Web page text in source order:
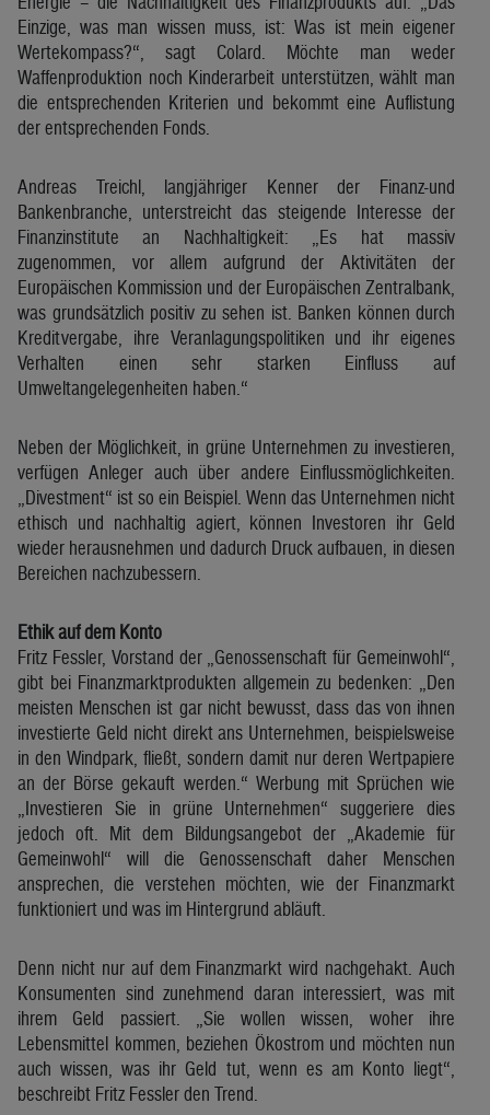
Einzige, was man wissen muss, ist: Was ist mein eigener
Wertekompass?“, sagt Colard. Möchte man weder
Waffenproduktion noch Kinderarbeit unterstützen, wählt man
die entsprechenden Kriterien und bekommt eine Auflistung
der entsprechenden Fonds.
Andreas Treichl, langjähriger Kenner der Finanz-und
Bankenbranche, unterstreicht das steigende Interesse der
Finanzinstitute an Nachhaltigkeit: „Es hat massiv
zugenommen, vor allem aufgrund der Aktivitäten der
Europäischen Kommission und der Europäischen Zentralbank,
was grundsätzlich positiv zu sehen ist. Banken können durch
Kreditvergabe, ihre Veranlagungspolitiken und ihr eigenes
Verhalten einen sehr starken Einfluss auf
Umweltangelegenheiten haben.“
Neben der Möglichkeit, in grüne Unternehmen zu investieren,
verfügen Anleger auch über andere Einflussmöglichkeiten.
„Divestment“ ist so ein Beispiel. Wenn das Unternehmen nicht
ethisch und nachhaltig agiert, können Investoren ihr Geld
wieder herausnehmen und dadurch Druck aufbauen, in diesen
Bereichen nachzubessern.
Ethik auf dem Konto
Fritz Fessler, Vorstand der „Genossenschaft für Gemeinwohl“,
gibt bei Finanzmarktprodukten allgemein zu bedenken: „Den
meisten Menschen ist gar nicht bewusst, dass das von ihnen
investierte Geld nicht direkt ans Unternehmen, beispielsweise
in den Windpark, fließt, sondern damit nur deren Wertpapiere
an der Börse gekauft werden.“ Werbung mit Sprüchen wie
„Investieren Sie in grüne Unternehmen“ suggeriere dies
jedoch oft. Mit dem Bildungsangebot der „Akademie für
Gemeinwohl“ will die Genossenschaft daher Menschen
ansprechen, die verstehen möchten, wie der Finanzmarkt
funktioniert und was im Hintergrund abläuft.
Denn nicht nur auf dem Finanzmarkt wird nachgehakt. Auch
Konsumenten sind zunehmend daran interessiert, was mit
ihrem Geld passiert. „Sie wollen wissen, woher ihre
Lebensmittel kommen, beziehen Ökostrom und möchten nun
auch wissen, was ihr Geld tut, wenn es am Konto liegt“,
beschreibt Fritz Fessler den Trend.